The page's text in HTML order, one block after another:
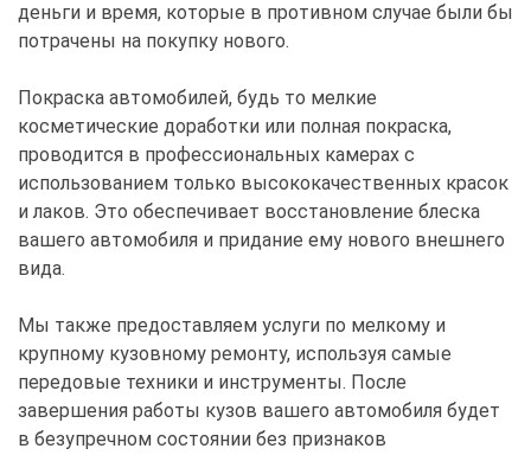
деньги и время, которые в противном случае были бы
потрачены на покупку нового.
Покраска автомобилей, будь то мелкие
косметические доработки или полная покраска,
проводится в профессиональных камерах с
использованием только высококачественных красок
и лаков. Это обеспечивает восстановление блеска
вашего автомобиля и придание ему нового внешнего
вида.
Мы также предоставляем услуги по мелкому и
крупному кузовному ремонту, используя самые
передовые техники и инструменты. После
завершения работы кузов вашего автомобиля будет
в безупречном состоянии без признаков